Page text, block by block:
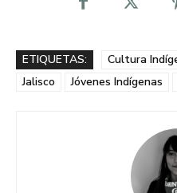
ETIQUETAS: Cultura
Jalisco
Jóvenes Indígenas